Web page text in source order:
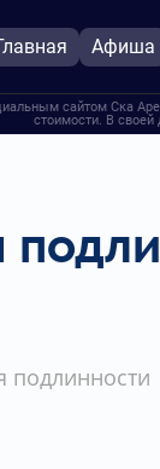
Афиша
сайтом Ска
стоимости. В своей
подлинности